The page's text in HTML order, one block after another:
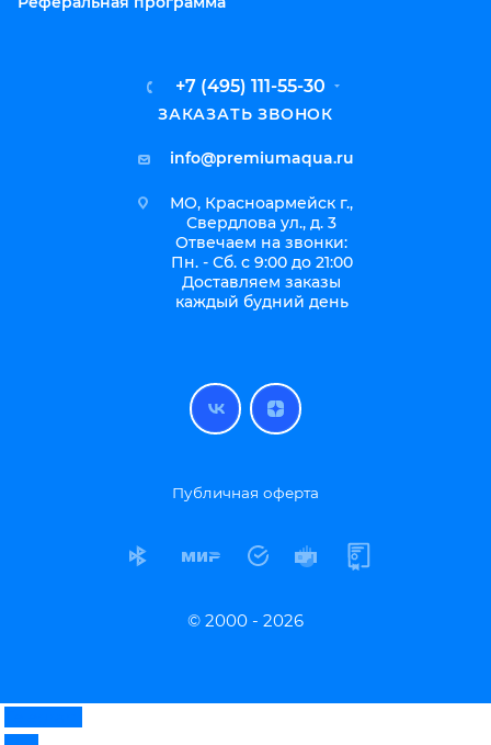
+7 (495) 111-55-30
ЗАКАЗАТЬ ЗВОНОК
info@premiumaqua.ru
МО, Красноармейск г.,
Свердлова ул., д. 3
Отвечаем на звонки:
Пн. - Сб. с 9:00 до 21:00
Доставляем заказы
каждый будний день
Публичная оферта
© 2000 - 2026